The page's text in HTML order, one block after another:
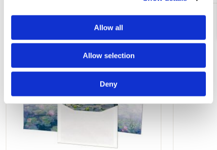
Allow all
Allow selection
Deny
verlanglijst